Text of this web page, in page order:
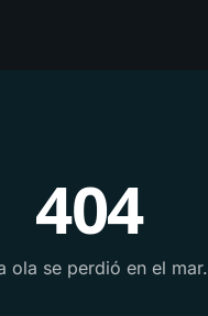
404
ola se perdió en el mar.